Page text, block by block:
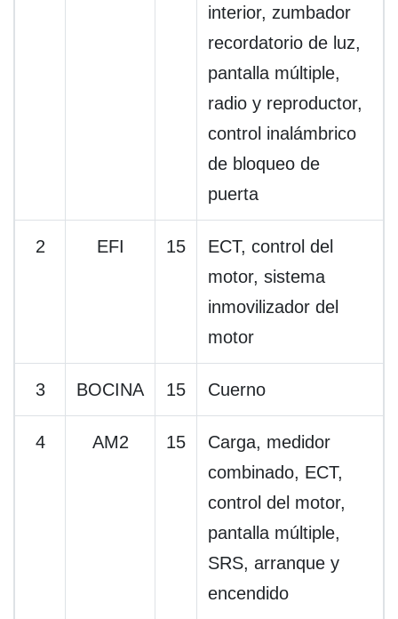
interior, zumbador
recordatorio de luz,
pantalla múltiple,
radio y reproductor,
control inalámbrico
de bloqueo de
puerta
2 EFI 15
ECT, control del
motor, sistema
inmovilizador del
motor
3 BOCINA 15 Cuerno
4 AM2 15
Carga, medidor
combinado, ECT,
control del motor,
pantalla múltiple,
SRS, arranque y
encendido